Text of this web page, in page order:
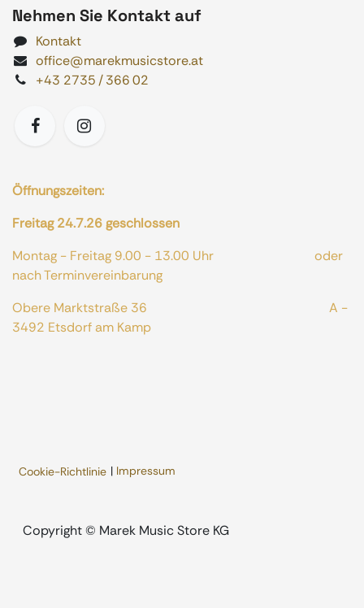
Nehmen Sie Kontakt auf
Kontakt
office@marekmusicstore.at
+43 2735 / 366 02
Öffnungszeiten:
Freitag 24.7.26 geschlossen
Montag - Freitag 9.00 - 13.00 Uhr oder
nach Terminvereinbarung
Obere Marktstraße 36 A -
3492 Etsdorf am Kamp
Cookie-Richtlinie | Impressum
​Copyright © Marek Music Store KG